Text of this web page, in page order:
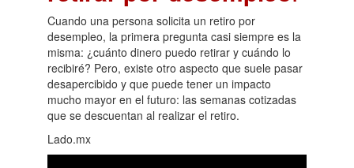
Cuando una persona solicita un retiro por
desempleo, la primera pregunta casi siempre es la
misma: ¿cuánto dinero puedo retirar y cuándo lo
recibiré? Pero, existe otro aspecto que suele pasar
desapercibido y que puede tener un impacto
mucho mayor en el futuro: las semanas cotizadas
que se descuentan al realizar el retiro.
Lado.mx